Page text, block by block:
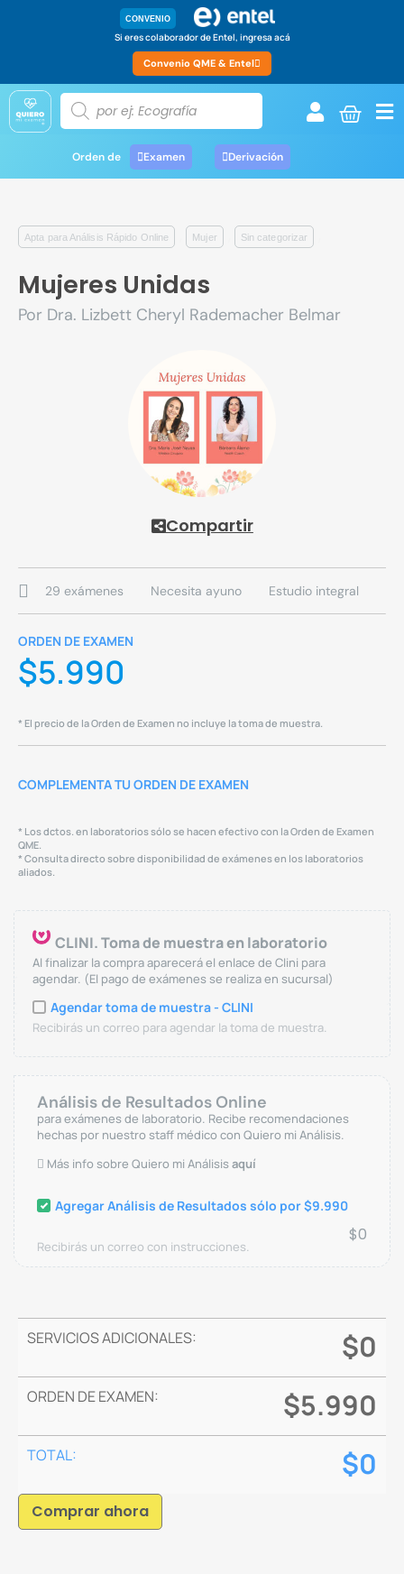
CONVENIO
Si eres colaborador de Entel, ingresa acá
Convenio QME & Entel
Orden de Examen Derivación
Apta para Análisis Rápido Online Mujer Sin categorizar
Mujeres Unidas
Por Dra. Lizbett Cheryl Rademacher Belmar
Compartir
29 exámenes Necesita ayuno Estudio integral
ORDEN DE EXAMEN
$5.990
* El precio de la Orden de Examen no incluye la toma de muestra.
COMPLEMENTA TU ORDEN DE EXAMEN
* Los dctos. en laboratorios sólo se hacen efectivo con la Orden de Examen
QME.
* Consulta directo sobre disponibilidad de exámenes en los laboratorios
aliados.
CLINI. Toma de muestra en laboratorio
Al finalizar la compra aparecerá el enlace de Clini para
agendar. (El pago de exámenes se realiza en sucursal)
Agendar toma de muestra - CLINI
Recibirás un correo para agendar la toma de muestra.
Análisis de Resultados Online
para exámenes de laboratorio. Recibe recomendaciones
hechas por nuestro staff médico con Quiero mi Análisis.
Más info sobre Quiero mi Análisisaquí
Recibirás un correo con instrucciones.
Agregar Análisis de Resultados sólo por $9.990
$0
SERVICIOS ADICIONALES: $0
ORDEN DE EXAMEN: $5.990
TOTAL: $0
Comprar ahora